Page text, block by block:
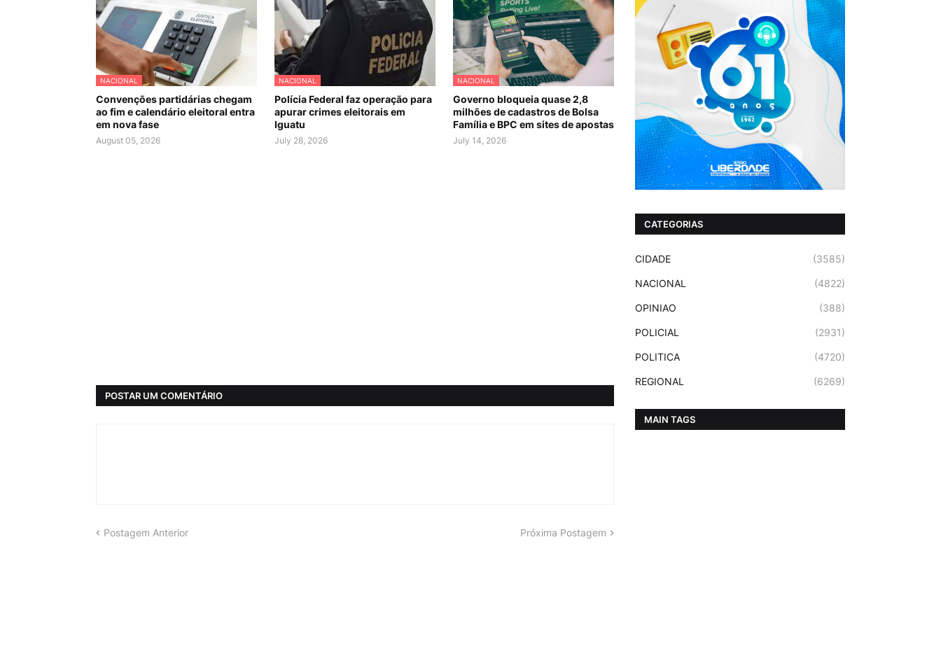
NACIONAL
Convenções partidárias chegam
ao fim e calendário eleitoral entra
em nova fase
August 05, 2026
NACIONAL
Polícia Federal faz operação para
apurar crimes eleitorais em
Iguatu
July 28, 2026
NACIONAL
Governo bloqueia quase 2,8
milhões de cadastros de Bolsa
Família e BPC em sites de apostas
July 14, 2026
POSTAR UM COMENTÁRIO
Postagem Anterior Próxima Postagem
CATEGORIAS
CIDADE (3585)
NACIONAL (4822)
OPINIAO (388)
POLICIAL (2931)
POLITICA (4720)
REGIONAL (6269)
MAIN TAGS